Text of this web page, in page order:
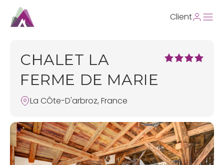
Client
CHALET LA
FERME DE MARIE
La CÔte-D'arbroz, France